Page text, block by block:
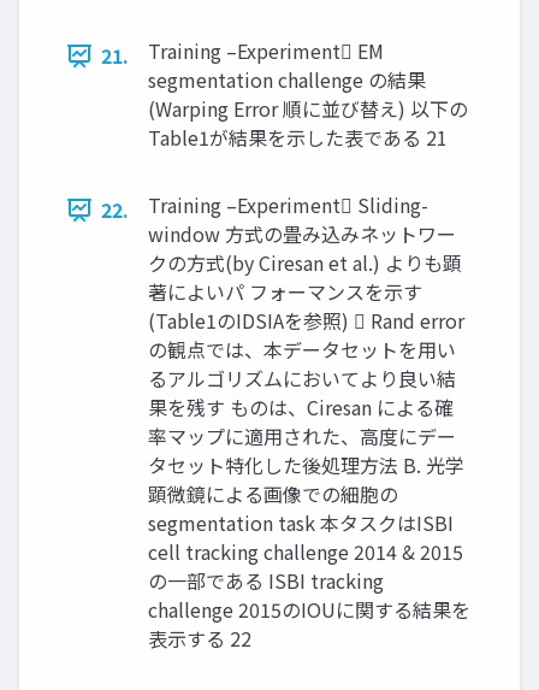
21.
Training –Experiment EM
segmentation challenge の結果
(Warping Error 順に並び替え) 以下の
Table1が結果を示した表である 21
22.
Training –Experiment Sliding-
window 方式の畳み込みネットワー
クの方式(by Ciresan et al.) よりも顕
著によいパ フォーマンスを示す
(Table1のIDSIAを参照)  Rand error
の観点では、本データセットを用い
るアルゴリズムにおいてより良い結
果を残す ものは、Ciresan による確
率マップに適用された、高度にデー
タセット特化した後処理方法 B. 光学
顕微鏡による画像での細胞の
segmentation task 本タスクはISBI
cell tracking challenge 2014 & 2015
の一部である ISBI tracking
challenge 2015のIOUに関する結果を
表示する 22